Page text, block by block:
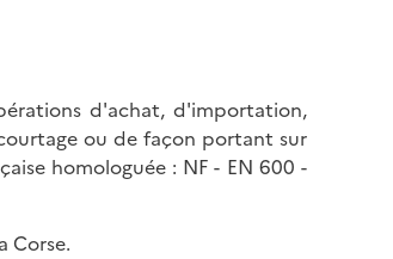
d'achat, d'importation,
ou de façon portant sur
homologuée : NF - EN 600 -
Corse.